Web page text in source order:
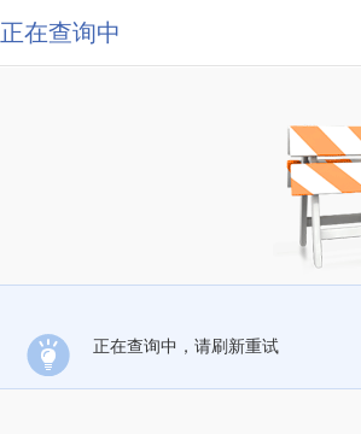
正在查询中
正在查询中，请刷新重试